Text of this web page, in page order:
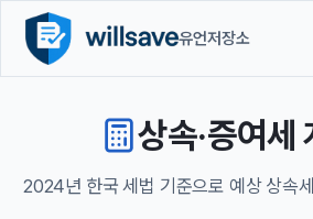
유언저장소
상속·증여세
2024년 한국 세법 기준으로 예상 상속